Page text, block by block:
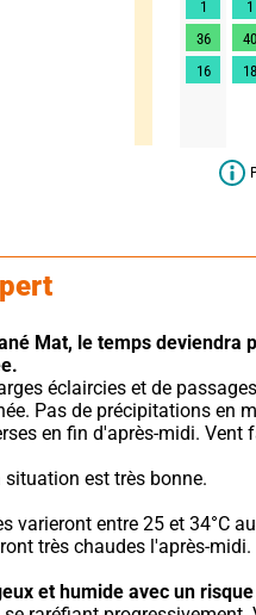
1 1
36
40
16
18
Mat, le temps deviendra
Pas de précipitations en
en fin d'après-midi. Vent
est très bonne.
varieront entre 25 et 34°C
très chaudes l'après-midi.
et humide avec un